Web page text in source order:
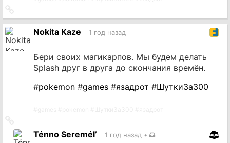
на
источникNokita Kaze 1 год назад
Бери своих магикарпов. Мы будем делать
Splash друг в друга до скончания времён.
#pokemon #games #язадрот #ШуткиЗа300
на
источникTénno Seremél’ 1 год назад •